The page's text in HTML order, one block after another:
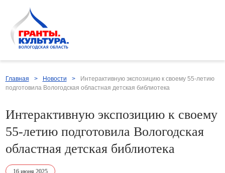
Главная > Новости >
Интерактивную экспозицию к своему 55-летию
подготовила Вологодская областная детская библиотека
Интерактивную экспозицию к своему
55-летию подготовила Вологодская
областная детская библиотека
16 июня 2025